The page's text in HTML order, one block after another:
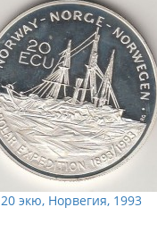
20 экю, Норвегия, 1993